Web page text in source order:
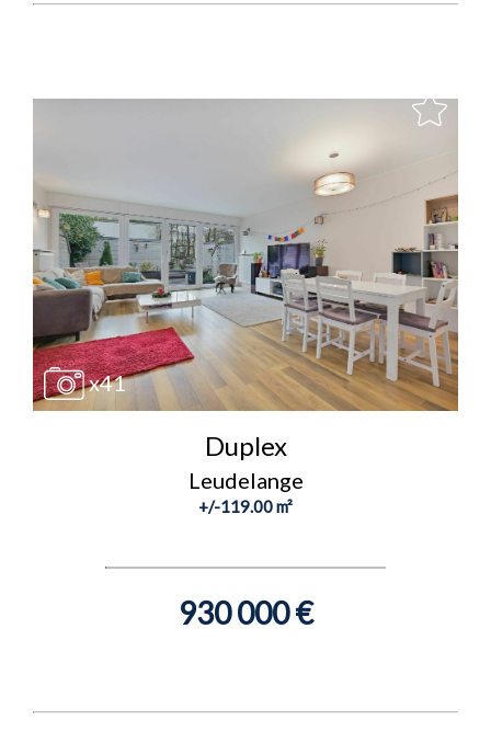
x41
Duplex
Leudelange
+/-119.00 m²
930 000 €